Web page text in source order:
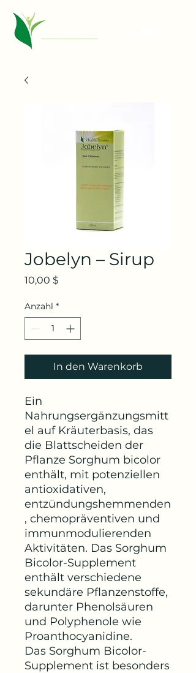
Jobelyn – Sirup
10,00 $
Anzahl *
In den Warenkorb
Ein
Nahrungsergänzungsmitt
el auf Kräuterbasis, das
die Blattscheiden der
Pflanze Sorghum bicolor
enthält, mit potenziellen
antioxidativen,
entzündungshemmenden
, chemopräventiven und
immunmodulierenden
Aktivitäten. Das Sorghum
Bicolor-Supplement
enthält verschiedene
sekundäre Pflanzenstoffe,
darunter Phenolsäuren
und Polyphenole wie
Proanthocyanidine.
Das Sorghum Bicolor-
Supplement ist besonders